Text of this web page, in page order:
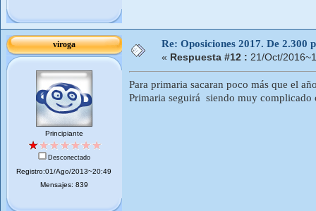
viroga
Principiante
Desconectado
Registro:01/Ago/2013~20:49
Mensajes: 839
Re: Oposiciones 2017. De 2.300
« Respuesta #12 : 21/Oct/
Para primaria sacaran poco más que el
Primaria seguirá siendo muy complicado